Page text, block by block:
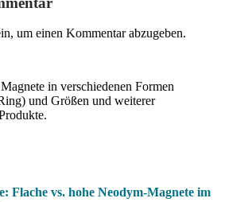
um einen Kommentar abzugeben.
in verschiedenen Formen
und Größen und weiterer
Flache vs. hohe Neodym-Magnete im